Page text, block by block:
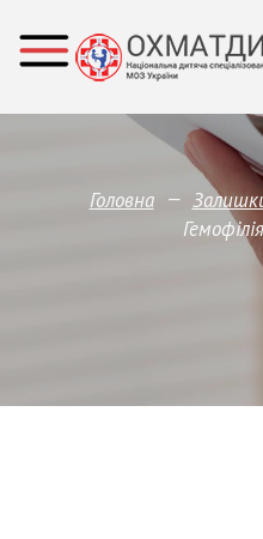
Головна —